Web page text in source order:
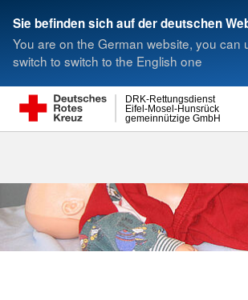
Sie befinden sich auf der deutschen
You are on the German website, you can
switch to switch to the English one
gemeinnützige GmbH
Eifel-Mosel-Hunsrück
DRK-Rettungsdienst